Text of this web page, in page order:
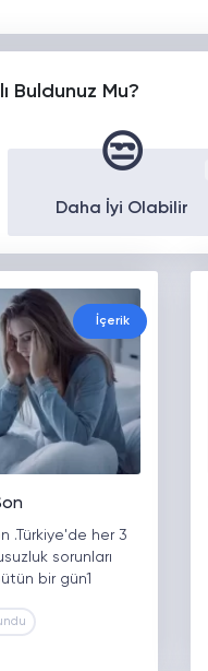
Buldunuz Mu?
😒
Daha İyi Olabilir
İçerik
.Türkiye'de her 3
sorunları
bir gün1